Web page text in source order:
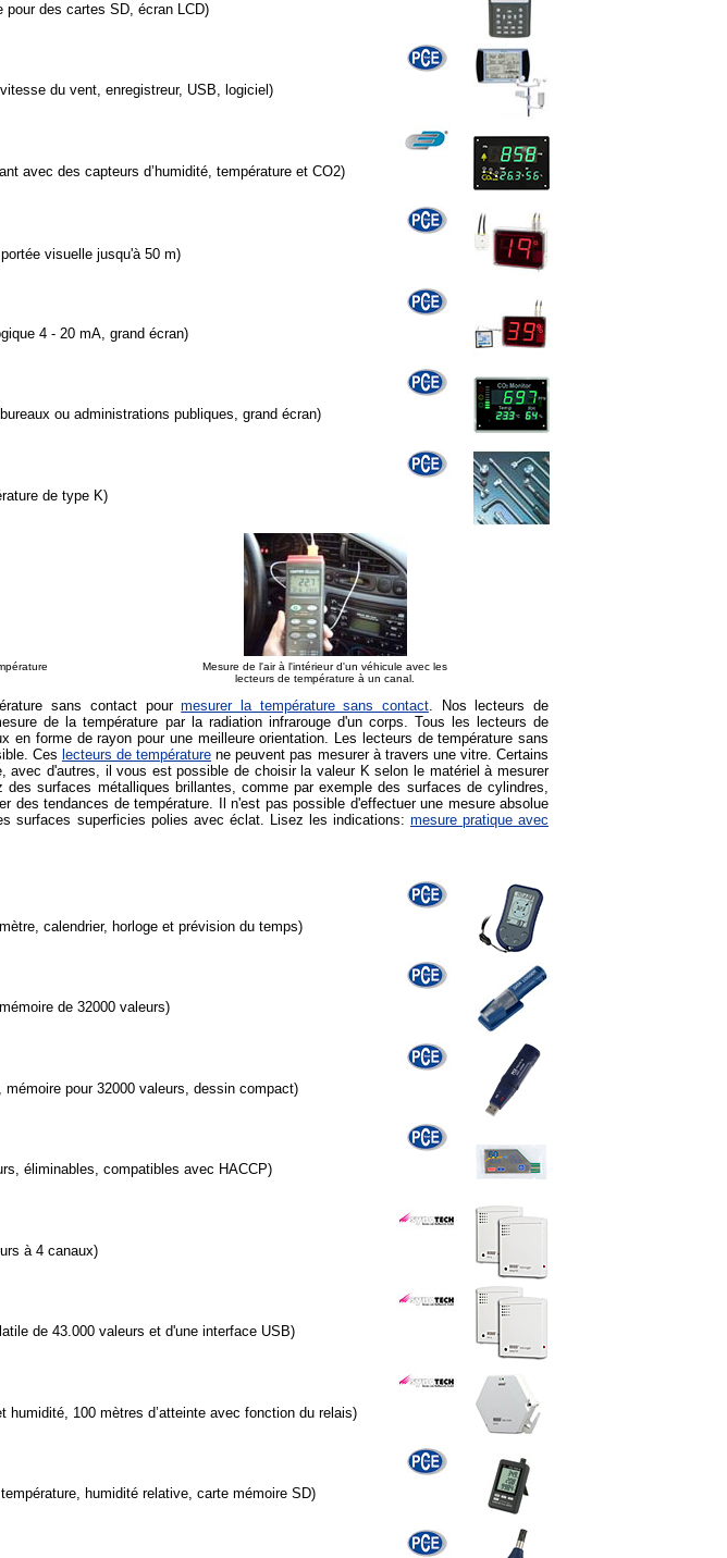
pour des cartes SD, écran LCD)
du vent, enregistreur, USB, logiciel)
avec des capteurs d’humidité, température et CO2)
visuelle jusqu'à 50 m)
4 - 20 mA, grand écran)
ou administrations publiques, grand écran)
de type K)
Mesure de l'air à l'intérieur d'un véhicule avec les
lecteurs de température à un canal.
sans contact pourmesurer la température sans contact. Nos lecteurs de
de la température par la radiation infrarouge d'un corps. Tous les lecteurs de
en forme de rayon pour une meilleure orientation. Les lecteurs de température sans
Ces lecteurs de température ne peuvent pas mesurer à travers une vitre. Certains
avec d'autres, il vous est possible de choisir la valeur K selon le matériel à mesurer
surfaces métalliques brillantes, comme par exemple des surfaces de cylindres,
des tendances de température. Il n'est pas possible d'effectuer une mesure absolue
surfaces superficies polies avec éclat. Lisez les indications: mesure pratique avec
calendrier, horloge et prévision du temps)
de 32000 valeurs)
pour 32000 valeurs, dessin compact)
éliminables, compatibles avec HACCP)
à 4 canaux)
de 43.000 valeurs et d'une interface USB)
100 mètres d’atteinte avec fonction du relais)
humidité relative, carte mémoire SD)